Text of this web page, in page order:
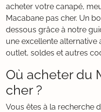
acheter votre canapé,
Macabane pas cher. Un
dessous grâce à notre
une excellente alternative
outlet, soldes et autres
Où acheter du
cher ?
Vous êtes à la recherche